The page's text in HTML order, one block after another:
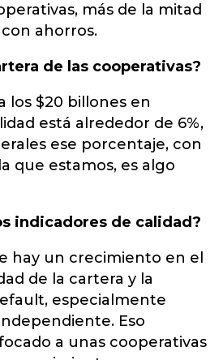
más de la mitad
ahorros.
de las cooperativas?
los $20 billones en
está alrededor de 6%,
ese porcentaje, con
que estamos, es algo
indicadores de calidad?
hay un crecimiento en el
de la cartera y la
especialmente
Eso
a unas cooperativas